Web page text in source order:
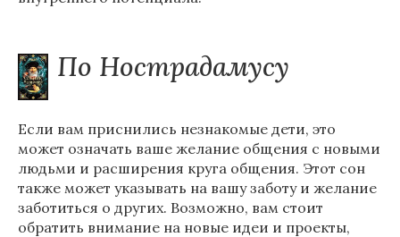
По Нострадамусу
Если вам приснились незнакомые дети, это
может означать ваше желание общения с новыми
людьми и расширения круга общения. Этот сон
также может указывать на вашу заботу и желание
заботиться о других. Возможно, вам стоит
обратить внимание на новые идеи и проекты,